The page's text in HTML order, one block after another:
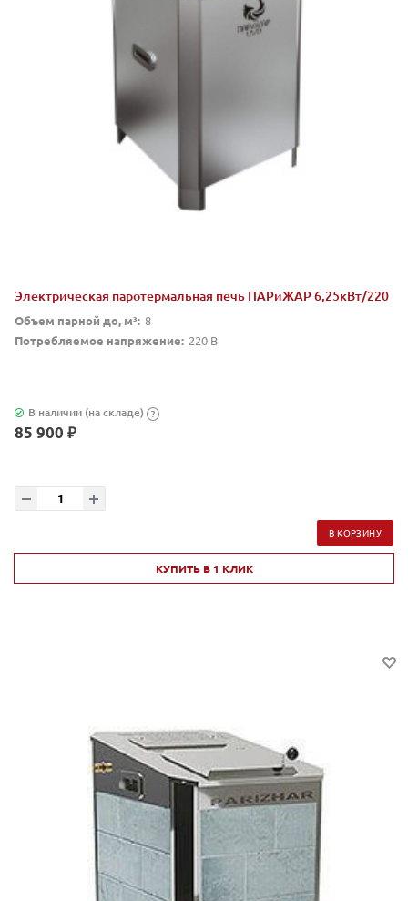
Электрическая паротермальная печь ПАРиЖАР 6,25кВт/220
Объем парной до, м³: 8
Потребляемое напряжение: 220 В
В наличии (на складе) ?
85 900 ₽
В КОРЗИНУ
КУПИТЬ В 1 КЛИК